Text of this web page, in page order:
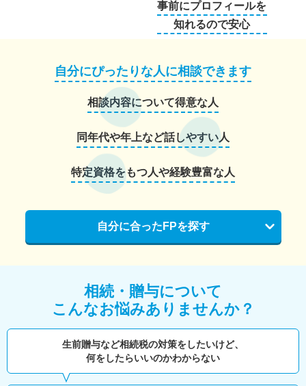
事前にプロフィールを
知れるので安心
自分にぴったりな人に相談できます
相談内容について得意な人
同年代や年上など話しやすい人
特定資格をもつ人や経験豊富な人
自分に合ったFPを探す
相続・贈与について
こんなお悩みありませんか？
生前贈与など相続税の対策をしたいけど、
何をしたらいいのかわからない